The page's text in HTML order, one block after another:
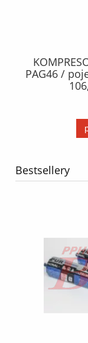
PAG46 /
Bestsellery